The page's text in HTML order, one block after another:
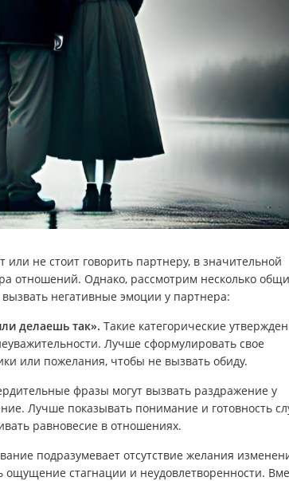
или не стоит говорить партнеру, в значительной
отношений. Однако, рассмотрим несколько
негативные эмоции у партнера:
делаешь так». Такие категорические
Лучше сформулировать свое
или пожелания, чтобы не вызвать обиду.
фразы могут вызвать раздражение у
Лучше показывать понимание и готовность
равновесие в отношениях.
подразумевает отсутствие желания
стагнации и неудовлетворенности.